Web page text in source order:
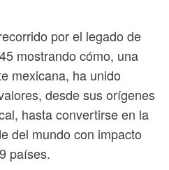
por el legado de
mostrando cómo, una
mexicana, ha unido
desde sus orígenes
hasta convertirse en la
del mundo con impacto
países.